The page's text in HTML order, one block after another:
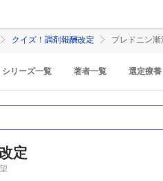
クイズ！調剤報酬改定 プレドニン
シリーズ一覧 著者一覧 選定療養
定